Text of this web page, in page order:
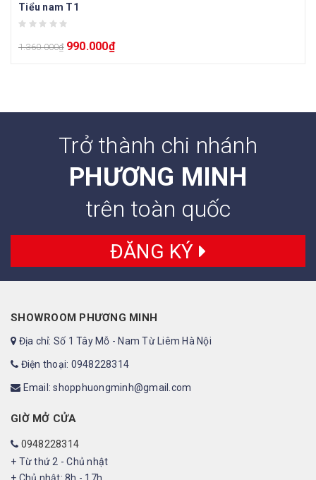
Tiểu nam T1
1.360.000₫ 990.000₫
Trở thành chi nhánh
PHƯƠNG MINH
trên toàn quốc
ĐĂNG KÝ
SHOWROOM PHƯƠNG MINH
Địa chỉ: Số 1 Tây Mỗ - Nam Từ Liêm Hà Nội
Điện thoại: 0948228314
Email: shopphuongminh@gmail.com
GIỜ MỞ CỬA
0948228314
+ Từ thứ 2 - Chủ nhật